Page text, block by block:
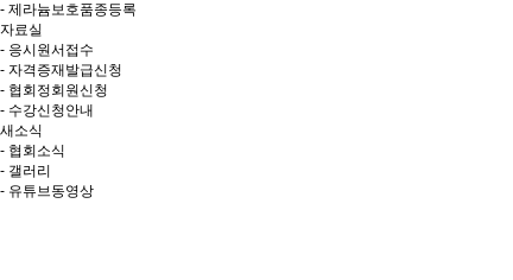
- 제라늄보호품종등록
자료실
- 응시원서접수
- 자격증재발급신청
- 협회정회원신청
- 수강신청안내
새소식
- 협회소식
- 갤러리
- 유튜브동영상